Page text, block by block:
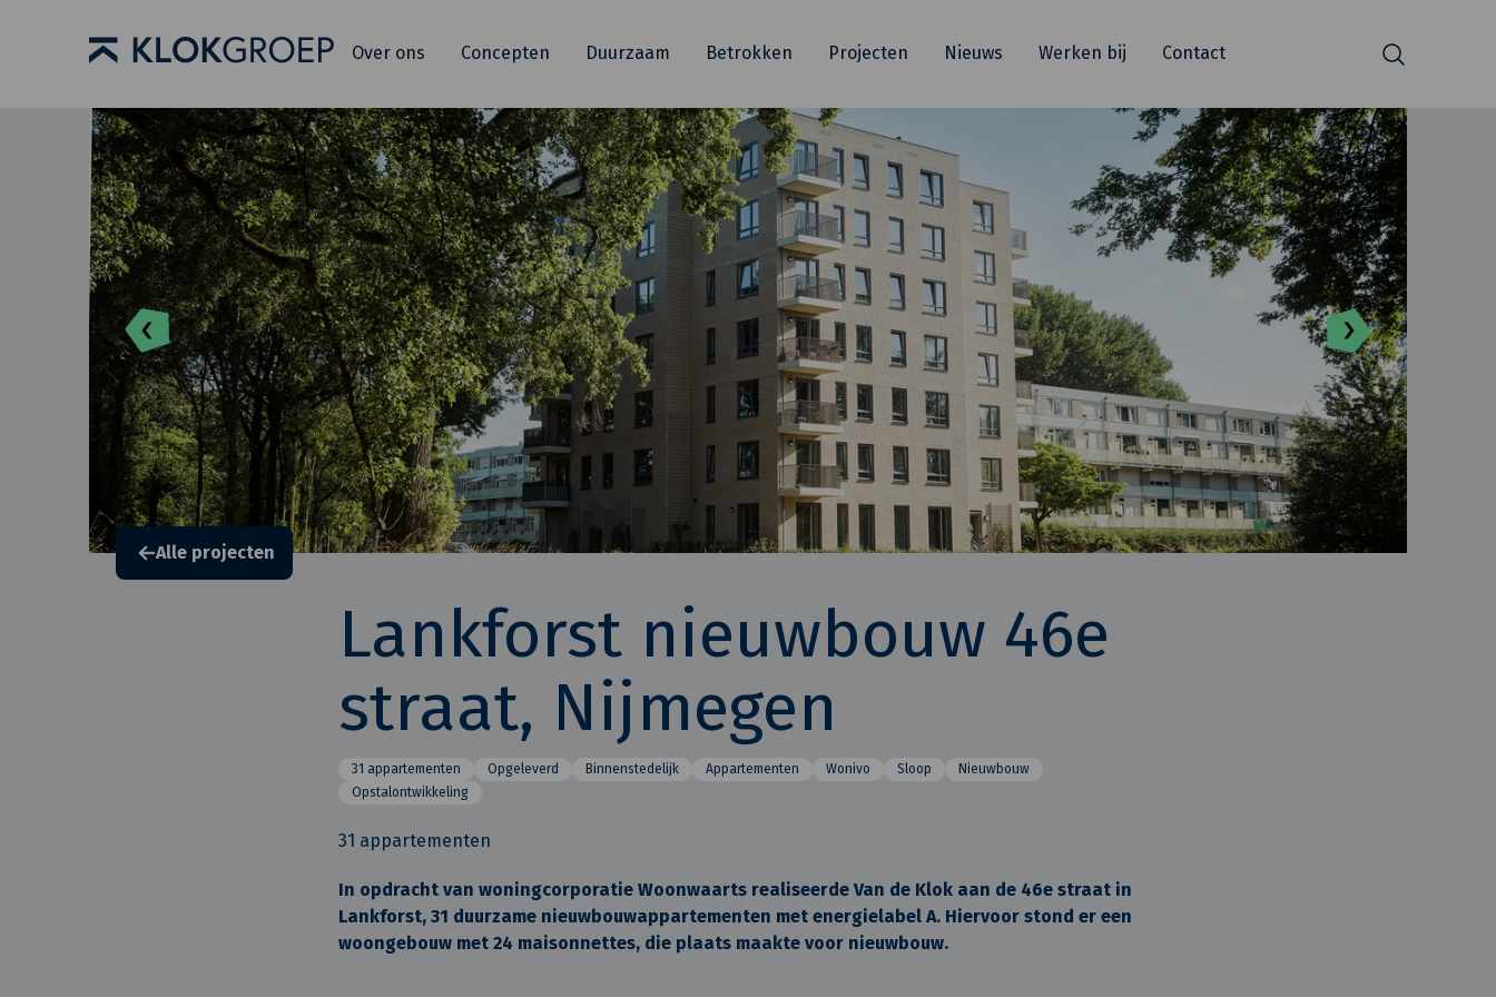
Over ons Concepten Duurzaam Betrokken Projecten Nieuws Werken bij Contact Zoeken
Alle projecten
Lankforst nieuwbouw 46e
straat, Nijmegen
31 appartementen Opgeleverd Binnenstedelijk Appartementen Wonivo Sloop
Nieuwbouw
Opstalontwikkeling
31 appartementen
In opdracht van woningcorporatie Woonwaarts realiseerde Van de Klok aan de 46e straat in
Lankforst, 31 duurzame nieuwbouwappartementen met energielabel A. Hiervoor stond er een
woongebouw met 24 maisonnettes, die plaats maakte voor nieuwbouw.